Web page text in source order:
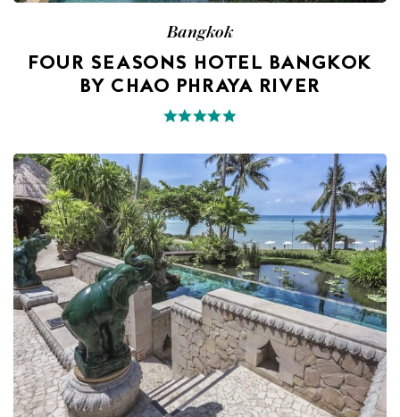
Bangkok
FOUR SEASONS HOTEL BANGKOK
BY CHAO PHRAYA RIVER